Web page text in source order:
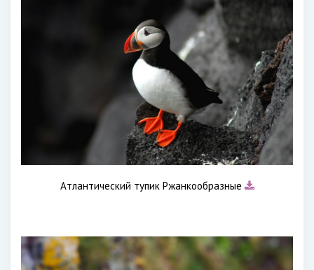
Атлантический тупик Ржанкообразные